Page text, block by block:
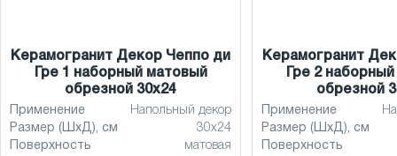
Керамогранит Декор Чеппо ди
Гре 1 наборный матовый
обрезной 30x24
Применение
Напольный декор
Размер (ШхД), см
30x24
Поверхность
матовая
Керамогранит
Гре 2
обрезной
Применение
Размер (ШхД), см
Поверхность